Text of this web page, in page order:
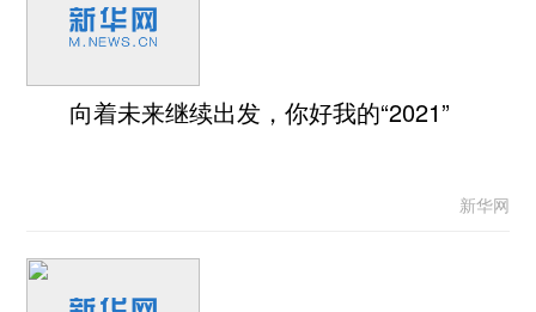
向着未来继续出发，你好我的“2021”
新华网